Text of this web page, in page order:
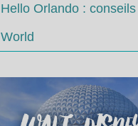
Hello Orlando :
World